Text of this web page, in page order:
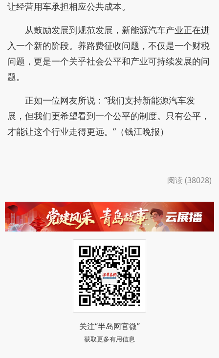
让经营用车承担相应公共成本。
从鼓励发展到规范发展，新能源汽车产业正在进
入一个新的阶段。养路费征收问题，不仅是一个财税
问题，更是一个关乎社会公平和产业可持续发展的问
题。
正如一位网友所说：“我们支持新能源汽车发
展，但我们更希望看到一个公平的制度。只有公平，
才能让这个行业走得更远。”（钱江晚报）
阅读 (38028)
关注“半岛网官微”
获取更多有用信息